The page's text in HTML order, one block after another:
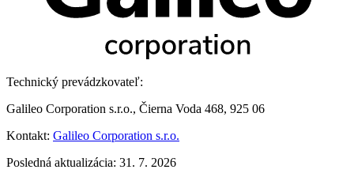
Technický prevádzkovateľ:
Galileo Corporation s.r.o., Čierna Voda 468, 925 06
Kontakt: Galileo Corporation s.r.o.
Posledná aktualizácia: 31. 7. 2026